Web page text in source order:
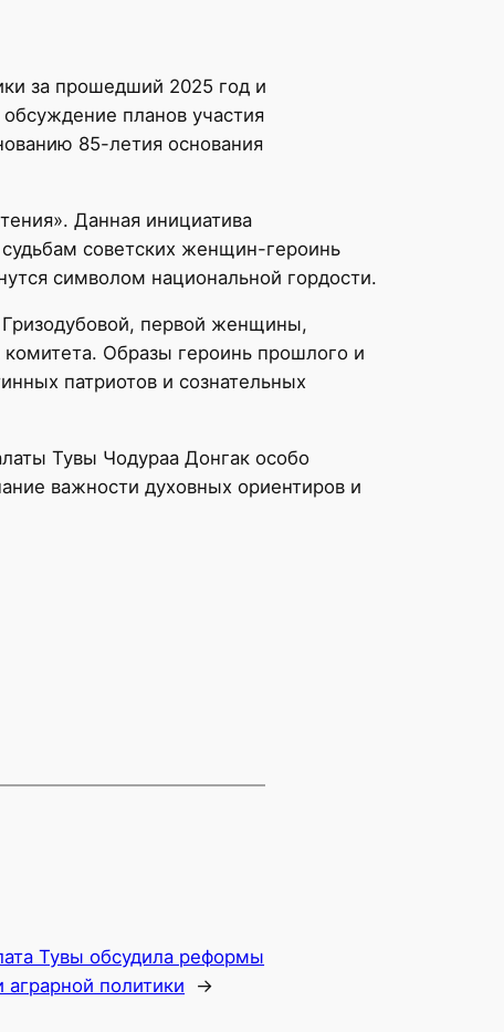
за прошедший 2025 год и
планов участия
85-летия основания
Данная инициатива
советских женщин-героинь
символом национальной гордости.
первой женщины,
Образы героинь прошлого и
патриотов и сознательных
Тувы Чодураа Донгак особо
важности духовных ориентиров и
Тувы обсудила реформы
политики
→